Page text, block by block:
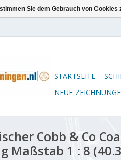
STARTSEITE
NEUE
Cobb & Co
Maßstab 1 : 8
Sie dem Gebrauch von